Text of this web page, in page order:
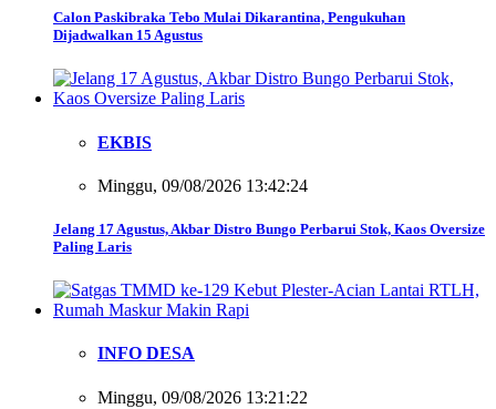
Calon Paskibraka Tebo Mulai Dikarantina, Pengukuhan
Dijadwalkan 15 Agustus
EKBIS
Minggu, 09/08/2026 13:42:24
Jelang 17 Agustus, Akbar Distro Bungo Perbarui Stok, Kaos Oversize
Paling Laris
INFO DESA
Minggu, 09/08/2026 13:21:22